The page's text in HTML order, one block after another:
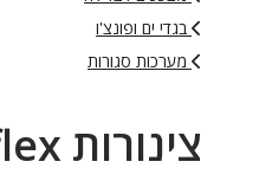
בגדי ים ופונצ'ו
מערכות סגורות
צינורות Miflex